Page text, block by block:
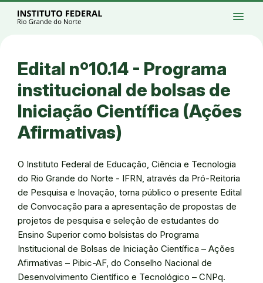
Ir para a página inicial
Ir para a busca
Alto contraste
Login da Área Administrativa
Acessibilidade
menu
Edital nº10.14 - Programa
institucional de bolsas de
Iniciação Científica (Ações
Afirmativas)
O Instituto Federal de Educação, Ciência e Tecnologia
do Rio Grande do Norte - IFRN, através da Pró-Reitoria
de Pesquisa e Inovação, torna público o presente Edital
de Convocação para a apresentação de propostas de
projetos de pesquisa e seleção de estudantes do
Ensino Superior como bolsistas do Programa
Institucional de Bolsas de Iniciação Científica – Ações
Afirmativas – Pibic-AF, do Conselho Nacional de
Desenvolvimento Científico e Tecnológico – CNPq.